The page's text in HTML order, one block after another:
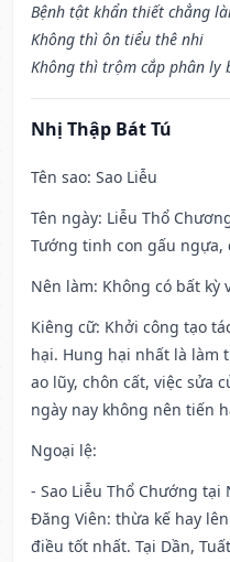
Bệnh tật khẩn thiết chẳng
Không thì ôn tiểu thê nhi
Không thì trộm cắp phân ly
Nhị Thập Bát Tú
Tên sao: Sao Liễu
Tên ngày: Liễu Thổ
Tướng tinh con gấu
Nên làm: Không có bất kỳ
Kiêng cữ: Khởi công tạo
hại. Hung hại nhất là làm
ao lũy, chôn cất, việc sửa
ngày nay không nên tiến
Ngoại lệ:
- Sao Liễu Thổ Chướng
Đăng Viên: thừa kế hay
điều tốt nhất. Tại Dần,